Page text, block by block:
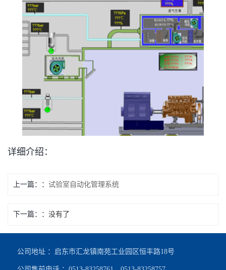
详细介绍：
上一篇： 试验室自动化管理系统
下一篇： 没有了
公司地址 ：启东市汇龙镇南苑工业园区恒丰路18号